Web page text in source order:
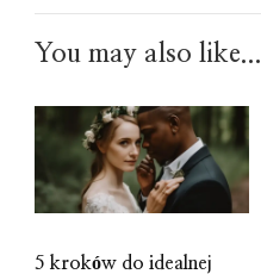
You may also like...
5 kroków do idealnej